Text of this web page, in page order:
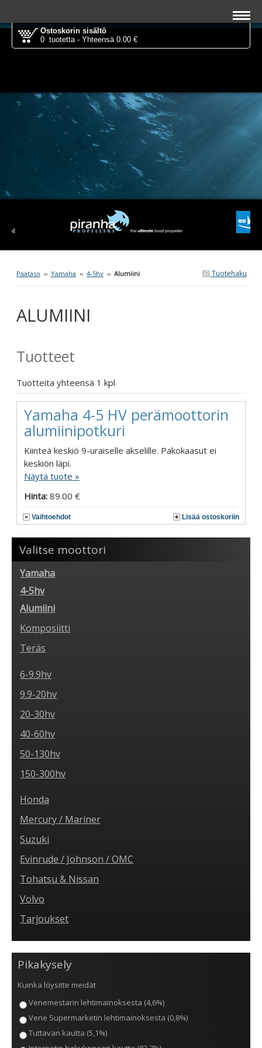
Ostoskorin sisältö
0 tuotetta - Yhteensä 0.00 €
Tuotehaku
Päätaso ›› Yamaha ›› 4-5hv ›› Alumiini
ALUMIINI
Tuotteet
Tuotteita yhteensä 1 kpl
Yamaha 4-5 HV perämoottorin
alumiinipotkuri
Kiinteä keskiö 9-uraiselle akselille. Pakokaasut ei
keskiön läpi.
Näytä tuote »
Hinta: 89.00 €
Vaihtoehdot Lisää ostoskoriin
Valitse moottori
Yamaha
4-5hv
Alumiini
Komposiitti
Teräs
6-9.9hv
9.9-20hv
20-30hv
40-60hv
50-130hv
150-300hv
Honda
Mercury / Mariner
Suzuki
Evinrude / Johnson / OMC
Tohatsu & Nissan
Volvo
Tarjoukset
Pikakysely
Kuinka löysitte meidät
Venemestarin lehtimainoksesta (4,6%)
Vene Supermarketin lehtimainoksesta (0,8%)
Tuttavan kautta (5,1%)